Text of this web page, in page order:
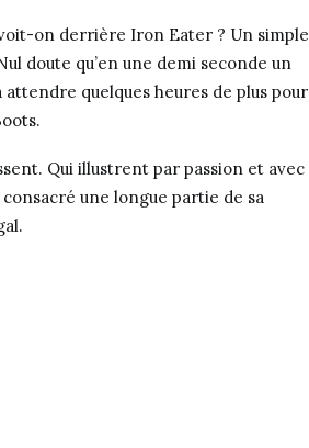
on derrière Iron Eater ? Un simple
doute qu’en une demi seconde un
quelques heures de plus pour
Qui illustrent par passion et avec
une longue partie de sa